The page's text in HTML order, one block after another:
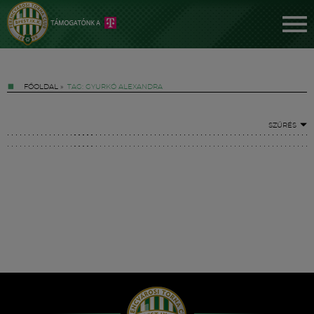
FŐOLDAL » TAG: GYURKÓ ALEXANDRA
SZŰRÉS
Hírek